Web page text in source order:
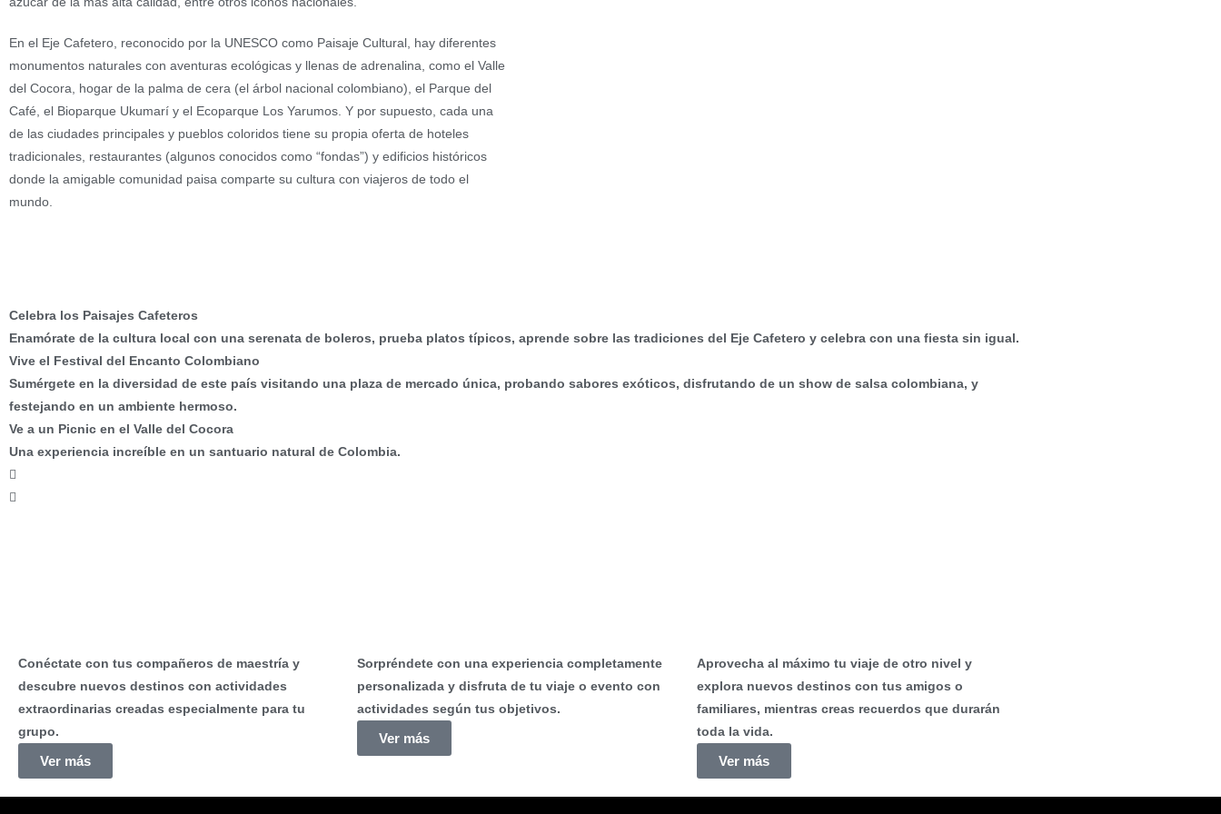
En el Eje Cafetero, reconocido por la UNESCO como Paisaje Cultural, hay diferentes
monumentos naturales con aventuras ecológicas y llenas de adrenalina, como el Valle
del Cocora, hogar de la palma de cera (el árbol nacional colombiano), el Parque del
Café, el Bioparque Ukumarí y el Ecoparque Los Yarumos. Y por supuesto, cada una
de las ciudades principales y pueblos coloridos tiene su propia oferta de hoteles
tradicionales, restaurantes (algunos conocidos como “fondas”) y edificios históricos
donde la amigable comunidad paisa comparte su cultura con viajeros de todo el
mundo.
Celebra los Paisajes Cafeteros
Enamórate de la cultura local con una serenata de boleros, prueba platos típicos, aprende sobre las tradiciones del Eje Cafetero y celebra con una fiesta sin igual.
Vive el Festival del Encanto Colombiano
Sumérgete en la diversidad de este país visitando una plaza de mercado única, probando sabores exóticos, disfrutando de un show de salsa colombiana, y
festejando en un ambiente hermoso.
Ve a un Picnic en el Valle del Cocora
Una experiencia increíble en un santuario natural de Colombia.
Conéctate con tus compañeros de maestría y
descubre nuevos destinos con actividades
extraordinarias creadas especialmente para tu
grupo.
Ver más
Sorpréndete con una experiencia completamente
personalizada y disfruta de tu viaje o evento con
actividades según tus objetivos.
Ver más
Aprovecha al máximo tu viaje de otro nivel y
explora nuevos destinos con tus amigos o
familiares, mientras creas recuerdos que durarán
toda la vida.
Ver más